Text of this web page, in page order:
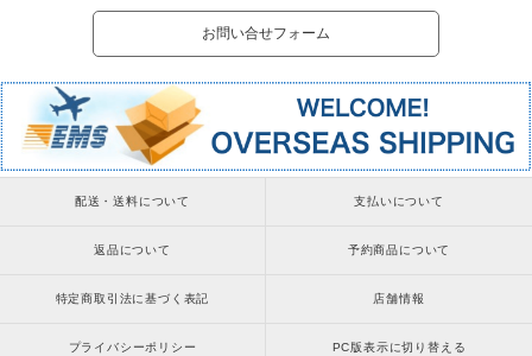
お問い合せフォーム
配送・送料について 支払いについて
返品について 予約商品について
特定商取引法に基づく表記 店舗情報
プライバシーポリシー PC版表示に切り替える